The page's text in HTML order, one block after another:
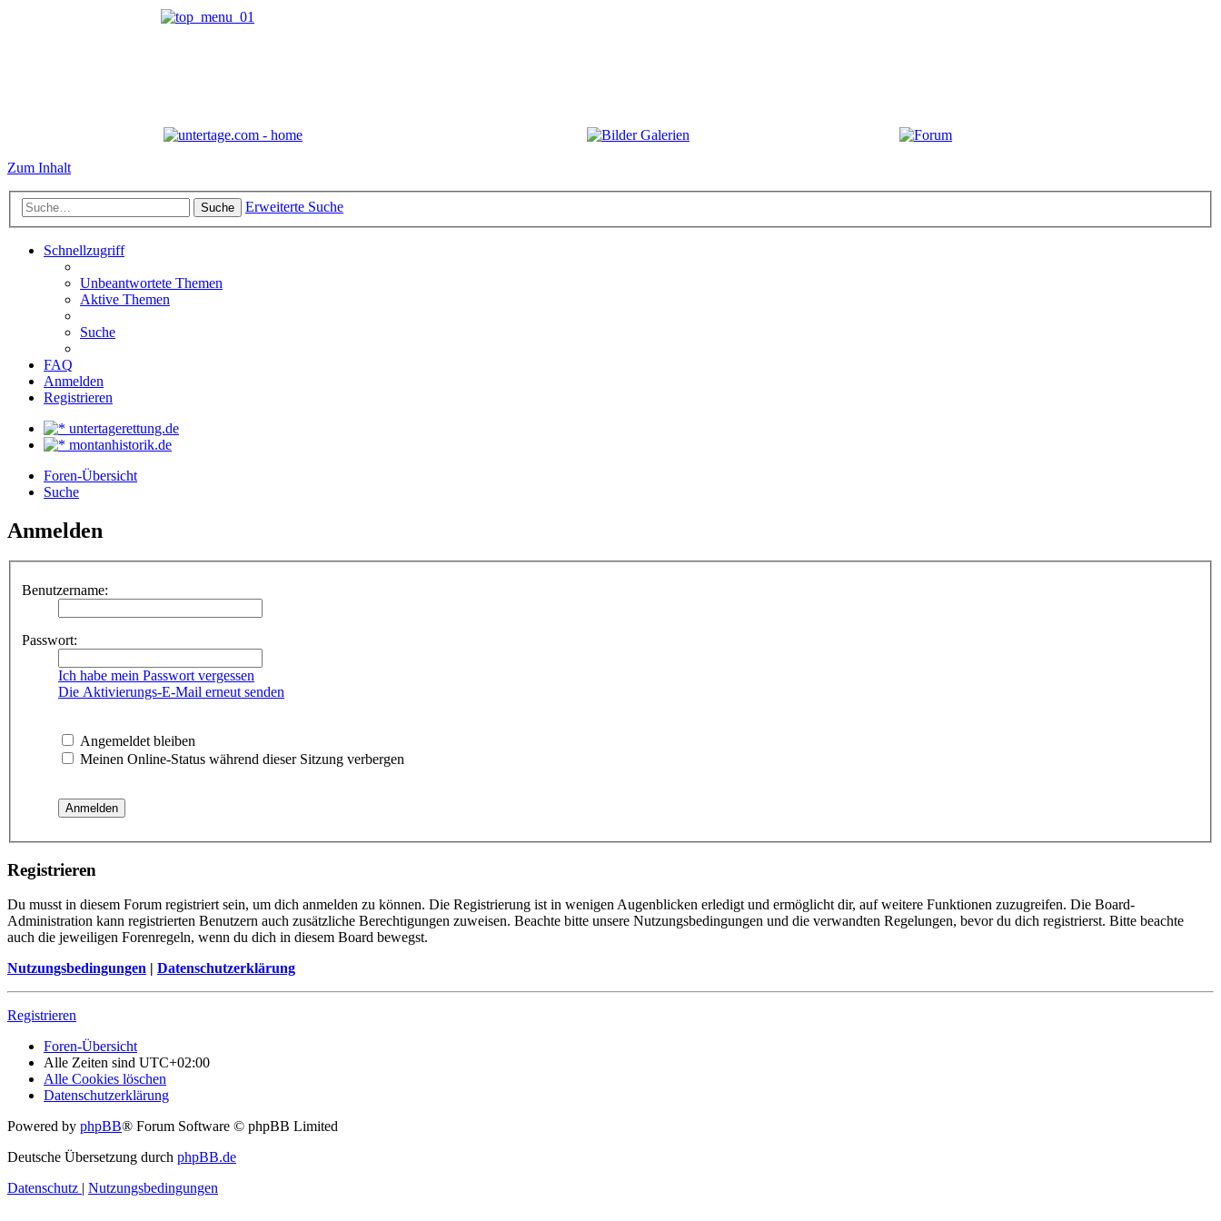
Zum Inhalt
Suche Erweiterte Suche
Schnellzugriff
Unbeantwortete Themen
Aktive Themen
Suche
FAQ
Anmelden
Registrieren
untertagerettung.de
montanhistorik.de
Foren-Übersicht
Suche
Anmelden
Benutzername:
Passwort:
Ich habe mein Passwort vergessen
Die Aktivierungs-E-Mail erneut senden
Angemeldet bleiben
Meinen Online-Status während dieser Sitzung verbergen
Registrieren
Du musst in diesem Forum registriert sein, um dich anmelden zu können. Die Registrierung ist in wenigen Augenblicken erledigt und ermöglicht dir, auf weitere Funktionen zuzugreifen. Die Board-
Administration kann registrierten Benutzern auch zusätzliche Berechtigungen zuweisen. Beachte bitte unsere Nutzungsbedingungen und die verwandten Regelungen, bevor du dich registrierst. Bitte beachte
auch die jeweiligen Forenregeln, wenn du dich in diesem Board bewegst.
Nutzungsbedingungen | Datenschutzerklärung
Registrieren
Foren-Übersicht
Alle Zeiten sind UTC+02:00
Alle Cookies löschen
Datenschutzerklärung
Powered by phpBB® Forum Software © phpBB Limited
Deutsche Übersetzung durch phpBB.de
Datenschutz | Nutzungsbedingungen